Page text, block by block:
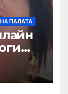
ПАЛАТА
на